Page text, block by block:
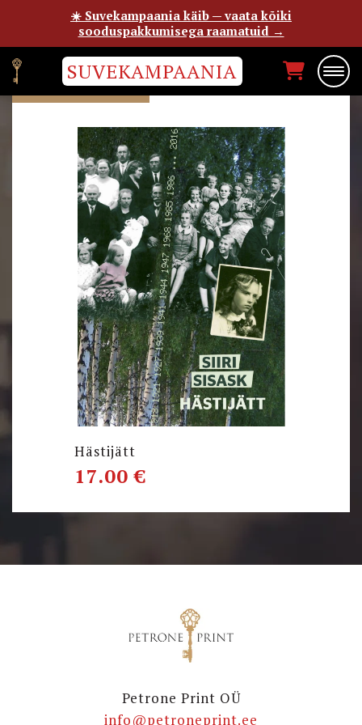
SUVEKAMPAANIA
SIIRI SISASK
Hästijätt
17.00€
Petrone Print OÜ
info@petroneprint.ee
☀️ Suvekampaania käib — vaata kõiki
sooduspakkumisega raamatuid →